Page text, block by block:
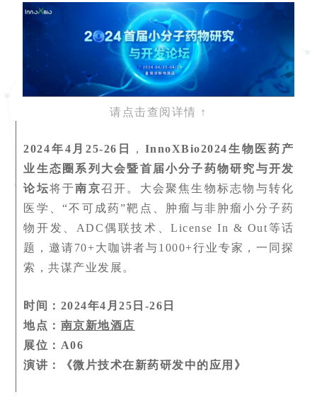
请点击查阅详情 ↑
2024年4月25-26日 ， InnoXBio2024生物医药产
业生态圈系列大会暨首届小分子药物研究与开发
论坛将于南京召开。大会聚焦生物标志物与转化
医学、“不可成药”靶点、肿瘤与非肿瘤小分子药
物开发、ADC偶联技术、License In & Out等话
题，邀请70+大咖讲者与1000+行业专家，一同探
索，共谋产业发展。
时间：2024年4月25日-26日
地点： 南京新地酒店
展位：A06
演讲：《微片技术在新药研发中的应用》